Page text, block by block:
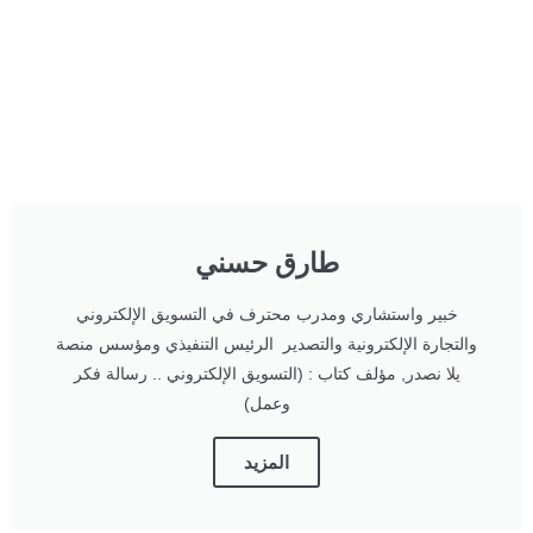
طارق حسني
خبير واستشاري ومدرب محترف في التسويق الإلكتروني
والتجارة الإلكترونية والتصدير الرئيس التنفيذي ومؤسس منصة
يلا نصدر, مؤلف كتاب : (التسويق الإلكتروني .. رسالة فكر
وعمل)
المزيد